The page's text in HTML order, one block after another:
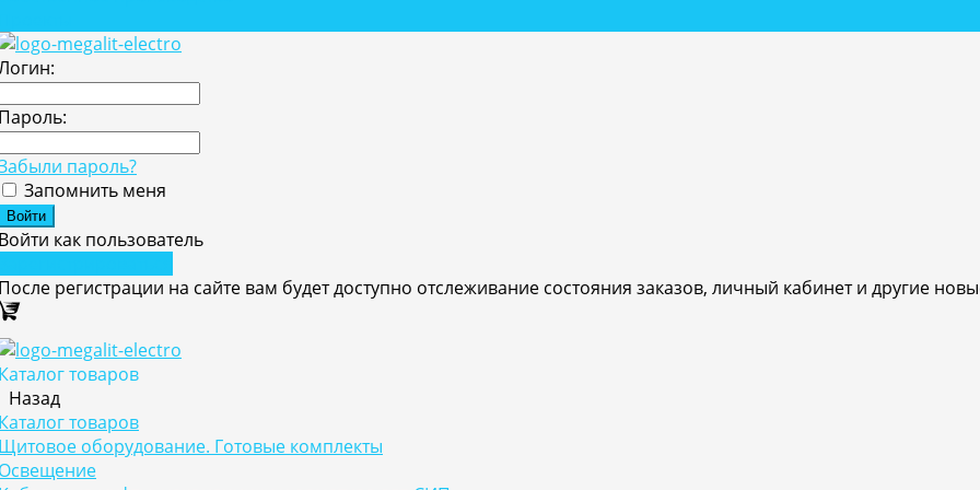
пароль?
Запомнить меня
как пользователь
регистрации на сайте вам будет доступно отслеживание состояния заказов, личный кабинет и другие
товаров
Назад
товаров
оборудование. Готовые комплекты